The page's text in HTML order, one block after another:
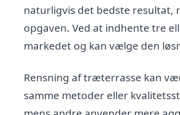
naturligvis det bedste
opgaven. Ved at indhente tre
markedet og kan vælge den
Rensning af træterrasse kan
samme metoder eller